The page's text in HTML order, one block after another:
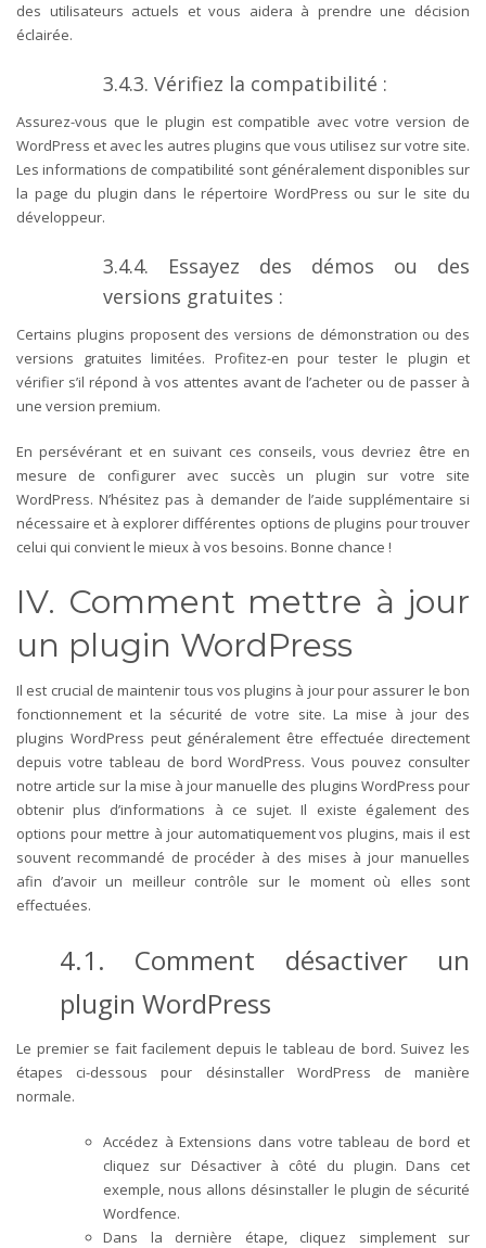
des utilisateurs actuels et vous aidera à prendre une décision
éclairée.
3.4.3. Vérifiez la compatibilité :
Assurez-vous que le plugin est compatible avec votre version de
WordPress et avec les autres plugins que vous utilisez sur votre site.
Les informations de compatibilité sont généralement disponibles sur
la page du plugin dans le répertoire WordPress ou sur le site du
développeur.
3.4.4. Essayez des démos ou des
versions gratuites :
Certains plugins proposent des versions de démonstration ou des
versions gratuites limitées. Profitez-en pour tester le plugin et
vérifier s’il répond à vos attentes avant de l’acheter ou de passer à
une version premium.
En persévérant et en suivant ces conseils, vous devriez être en
mesure de configurer avec succès un plugin sur votre site
WordPress. N’hésitez pas à demander de l’aide supplémentaire si
nécessaire et à explorer différentes options de plugins pour trouver
celui qui convient le mieux à vos besoins. Bonne chance !
IV. Comment mettre à jour
un plugin WordPress
Il est crucial de maintenir tous vos plugins à jour pour assurer le bon
fonctionnement et la sécurité de votre site. La mise à jour des
plugins WordPress peut généralement être effectuée directement
depuis votre tableau de bord WordPress. Vous pouvez consulter
notre article sur la mise à jour manuelle des plugins WordPress pour
obtenir plus d’informations à ce sujet.Il existe également des
options pour mettre à jour automatiquement vos plugins, mais il est
souvent recommandé de procéder à des mises à jour manuelles
afin d’avoir un meilleur contrôle sur le moment où elles sont
effectuées.
4.1. Comment désactiver un
plugin WordPress
Le premier se fait facilement depuis le tableau de bord. Suivez les
étapes ci-dessous pour désinstaller WordPress de manière
normale.
Accédez à Extensions dans votre tableau de bord et
cliquez sur Désactiver à côté du plugin. Dans cet
exemple, nous allons désinstaller le plugin de sécurité
Wordfence.
Dans la dernière étape, cliquez simplement sur